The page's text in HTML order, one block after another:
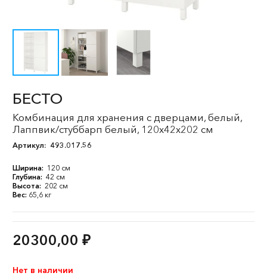
БЕСТО
Комбинация для хранения с дверцами, белый,
Лаппвик/стуббарп белый, 120x42x202 см
Артикул: 493.017.56
Ширина: 120 см
Глубина: 42 см
Высота: 202 см
Вес: 65,6 кг
20300,00 ₽
Нет в наличии